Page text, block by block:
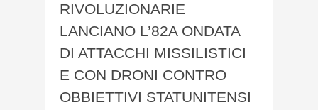
RIVOLUZIONARIE
LANCIANO L’82A ONDATA
DI ATTACCHI MISSILISTICI
E CON DRONI CONTRO
OBBIETTIVI STATUNITENSI